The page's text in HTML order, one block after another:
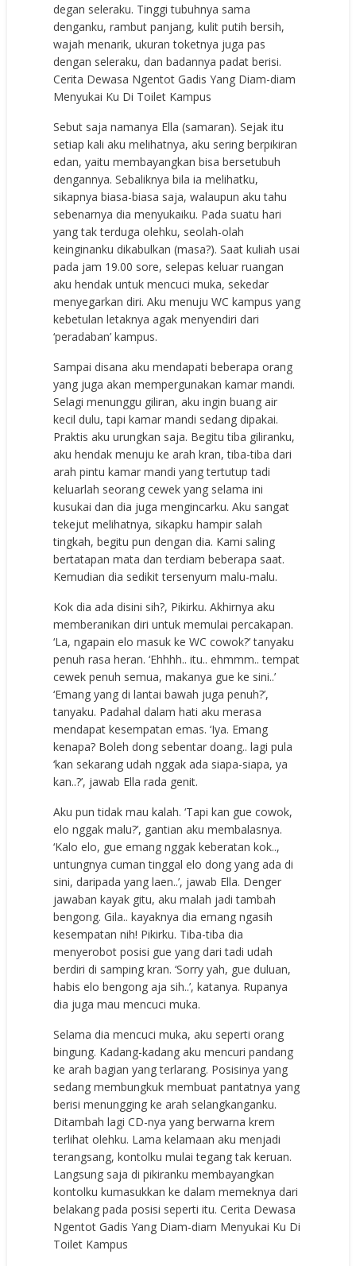
degan seleraku. Tinggi tubuhnya sama
denganku, rambut panjang, kulit putih bersih,
wajah menarik, ukuran toketnya juga pas
dengan seleraku, dan badannya padat berisi.
Cerita Dewasa Ngentot Gadis Yang Diam-diam
Menyukai Ku Di Toilet Kampus
Sebut saja namanya Ella (samaran). Sejak itu
setiap kali aku melihatnya, aku sering berpikiran
edan, yaitu membayangkan bisa bersetubuh
dengannya. Sebaliknya bila ia melihatku,
sikapnya biasa-biasa saja, walaupun aku tahu
sebenarnya dia menyukaiku. Pada suatu hari
yang tak terduga olehku, seolah-olah
keinginanku dikabulkan (masa?). Saat kuliah usai
pada jam 19.00 sore, selepas keluar ruangan
aku hendak untuk mencuci muka, sekedar
menyegarkan diri. Aku menuju WC kampus yang
kebetulan letaknya agak menyendiri dari
‘peradaban’ kampus.
Sampai disana aku mendapati beberapa orang
yang juga akan mempergunakan kamar mandi.
Selagi menunggu giliran, aku ingin buang air
kecil dulu, tapi kamar mandi sedang dipakai.
Praktis aku urungkan saja. Begitu tiba giliranku,
aku hendak menuju ke arah kran, tiba-tiba dari
arah pintu kamar mandi yang tertutup tadi
keluarlah seorang cewek yang selama ini
kusukai dan dia juga mengincarku. Aku sangat
tekejut melihatnya, sikapku hampir salah
tingkah, begitu pun dengan dia. Kami saling
bertatapan mata dan terdiam beberapa saat.
Kemudian dia sedikit tersenyum malu-malu.
Kok dia ada disini sih?, Pikirku. Akhirnya aku
memberanikan diri untuk memulai percakapan.
‘La, ngapain elo masuk ke WC cowok?’ tanyaku
penuh rasa heran. ‘Ehhhh.. itu.. ehmmm.. tempat
cewek penuh semua, makanya gue ke sini..’
‘Emang yang di lantai bawah juga penuh?’,
tanyaku. Padahal dalam hati aku merasa
mendapat kesempatan emas. ‘Iya. Emang
kenapa? Boleh dong sebentar doang.. lagi pula
‘kan sekarang udah nggak ada siapa-siapa, ya
kan..?’, jawab Ella rada genit.
Aku pun tidak mau kalah. ‘Tapi kan gue cowok,
elo nggak malu?’, gantian aku membalasnya.
‘Kalo elo, gue emang nggak keberatan kok..,
untungnya cuman tinggal elo dong yang ada di
sini, daripada yang laen..’, jawab Ella. Denger
jawaban kayak gitu, aku malah jadi tambah
bengong. Gila.. kayaknya dia emang ngasih
kesempatan nih! Pikirku. Tiba-tiba dia
menyerobot posisi gue yang dari tadi udah
berdiri di samping kran. ‘Sorry yah, gue duluan,
habis elo bengong aja sih..’, katanya. Rupanya
dia juga mau mencuci muka.
Selama dia mencuci muka, aku seperti orang
bingung. Kadang-kadang aku mencuri pandang
ke arah bagian yang terlarang. Posisinya yang
sedang membungkuk membuat pantatnya yang
berisi menungging ke arah selangkanganku.
Ditambah lagi CD-nya yang berwarna krem
terlihat olehku. Lama kelamaan aku menjadi
terangsang, kontolku mulai tegang tak keruan.
Langsung saja di pikiranku membayangkan
kontolku kumasukkan ke dalam memeknya dari
belakang pada posisi seperti itu. Cerita Dewasa
Ngentot Gadis Yang Diam-diam Menyukai Ku Di
Toilet Kampus